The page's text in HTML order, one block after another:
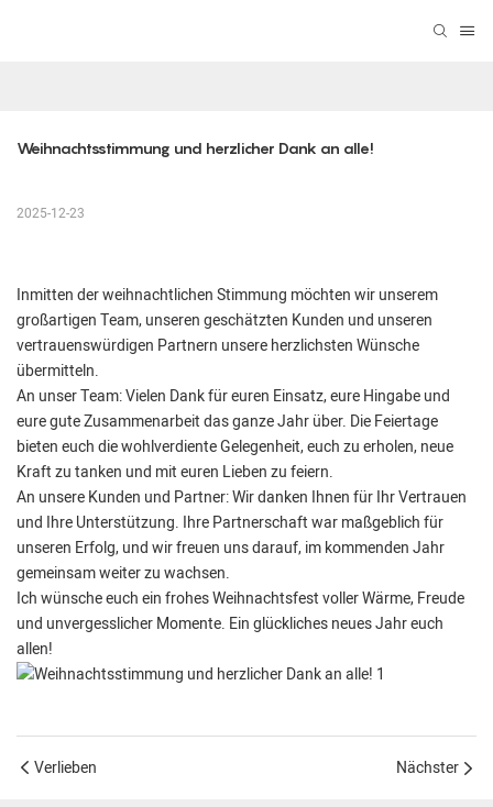
Weihnachtsstimmung und herzlicher Dank an alle!
2025-12-23
Inmitten der weihnachtlichen Stimmung möchten wir unserem
großartigen Team, unseren geschätzten Kunden und unseren
vertrauenswürdigen Partnern unsere herzlichsten Wünsche
übermitteln.
An unser Team: Vielen Dank für euren Einsatz, eure Hingabe und
eure gute Zusammenarbeit das ganze Jahr über. Die Feiertage
bieten euch die wohlverdiente Gelegenheit, euch zu erholen, neue
Kraft zu tanken und mit euren Lieben zu feiern.
An unsere Kunden und Partner: Wir danken Ihnen für Ihr Vertrauen
und Ihre Unterstützung. Ihre Partnerschaft war maßgeblich für
unseren Erfolg, und wir freuen uns darauf, im kommenden Jahr
gemeinsam weiter zu wachsen.
Ich wünsche euch ein frohes Weihnachtsfest voller Wärme, Freude
und unvergesslicher Momente. Ein glückliches neues Jahr euch
allen!
Verlieben Nächster